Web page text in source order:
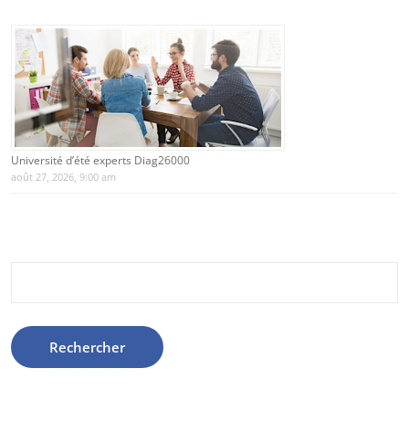
Université d’été experts Diag26000
août 27, 2026, 9:00 am